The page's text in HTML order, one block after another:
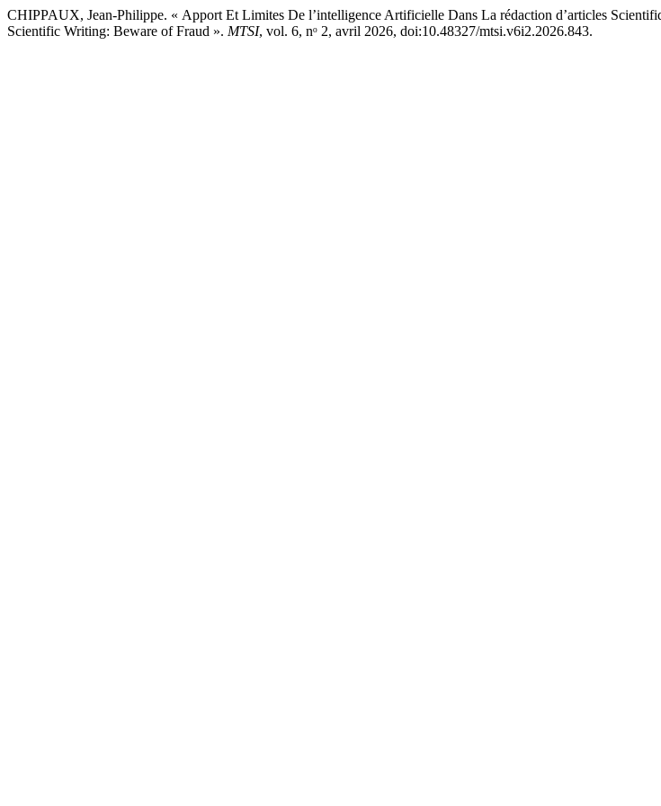
CHIPPAUX, Jean-Philippe. « Apport Et Limites De l’intelligence Artificielle Dans La rédaction d’articles
Scientific Writing: Beware of Fraud ». MTSI, vol. 6, nᵒ 2, avril 2026, doi:10.48327/mtsi.v6i2.2026.843.